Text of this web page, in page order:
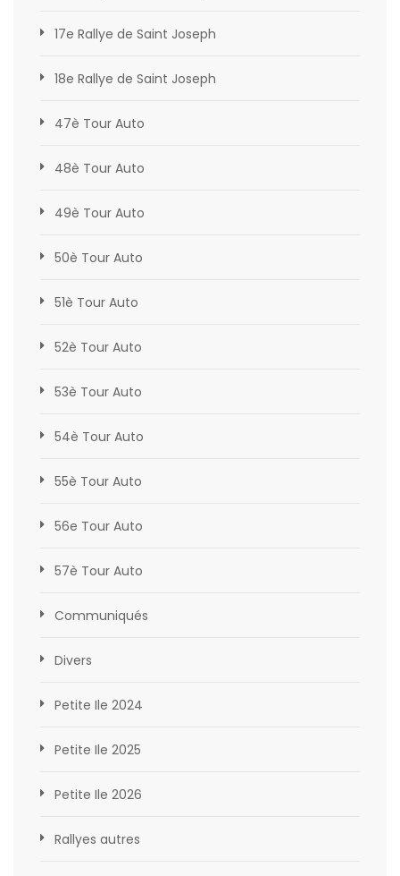
17e Rallye de Saint Joseph
18e Rallye de Saint Joseph
47è Tour Auto
48è Tour Auto
49è Tour Auto
50è Tour Auto
51è Tour Auto
52è Tour Auto
53è Tour Auto
54è Tour Auto
55è Tour Auto
56e Tour Auto
57è Tour Auto
Communiqués
Divers
Petite Ile 2024
Petite Ile 2025
Petite Ile 2026
Rallyes autres